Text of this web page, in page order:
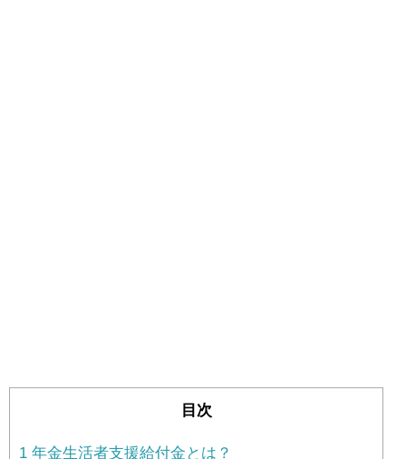
目次
1 年金生活者支援給付金とは？